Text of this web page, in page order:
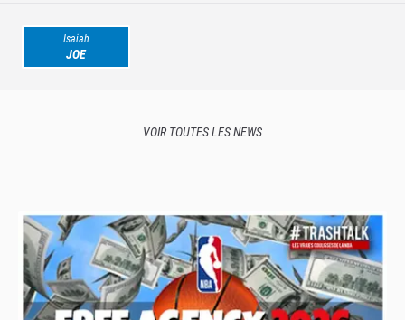
Isaiah
JOE
VOIR TOUTES LES NEWS